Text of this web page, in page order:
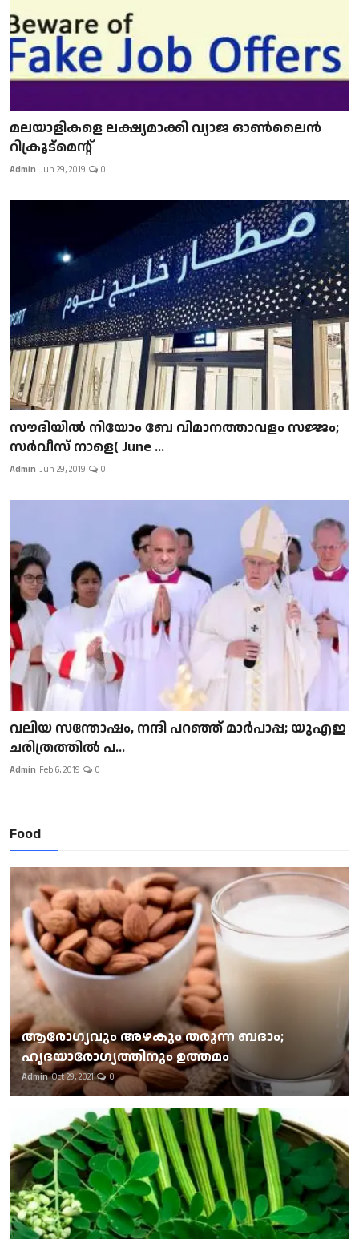
മലയാളികളെ ലക്ഷ്യമാക്കി വ്യാജ ഓൺലൈൻ
റിക്രൂട്മെന്റ്
Admin Jun 29, 2019 0
സൗദിയിൽ നിയോം ബേ വിമാനത്താവളം സജ്ജം;
സർവീസ് നാളെ( June ...
Admin Jun 29, 2019 0
വലിയ സന്തോഷം, നന്ദി പറഞ്ഞ് മാർപാപ്പ; യുഎഇ
ചരിത്രത്തിൽ പ...
Admin Feb 6, 2019 0
Food
ആരോഗ്യവും അഴകും തരുന്ന ബദാം;
ഹൃദയാരോഗ്യത്തിനും ഉത്തമം
Admin Oct 29, 2021 0